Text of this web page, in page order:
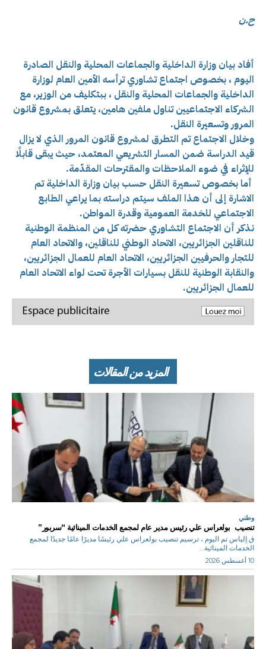
ح.ن
أفاد بيان وزارة الداخلية والجماعات المحلية والنقل الصادرة
اليوم ، بخصوص اجتماعتشاوري ترأسه الأمين العام لوزارة
الداخلية والجماعات المحلية والنقل ، ببتكليف من الوزير، مع
الشركاء الاجتماعيين تناول ملفين هامين، يتعلق بمشروع قانون
المرور وتسعيرة النقل.
وخلال الاجتماع تم التطرق لمشروع قانون المرور الذي لا يزال
قيد الدراسة ضمن المسار التشريعي المعتمد، حيث يبقى قابلًا
للإثراء في ضوء الملاحظات والمقترحات المقدّمة.
أما بخصوص تسعيرة النقل حسب بيان وزارة الداخلية تم
الاشارة إلى أن هذا الملف سيتم دراسته بما يراعي الطابع
الاجتماعي للخدمة العمومية وقدرة المواطن.
نذكر أن الاجتماع التشاوري حضرته كل من المنظمة الوطنية
للناقلين الجزائريين، الاتحاد الوطني للناقلين، والاتحاد العام
للتجار والحرفيين الجزائريين، الاتحاد العام للعمال الجزائريين،
والنقابة الوطنية للنقل بسيارات الأجرة تحت لواء الاتحاد العام
للعمال الجزائريين.
المزيد من المقالات
وطني
تنصيب بولعراس علي رئيس مدير عام لمجمع الخدمات المينائية “سربور”
ق.إلياس تم اليوم ، ترسيم تنصيب بولعراس علي رئيسًا مديرًا عامًا جديدًا لمجمع
الخدمات المينائية...
10 أغسطس 2026